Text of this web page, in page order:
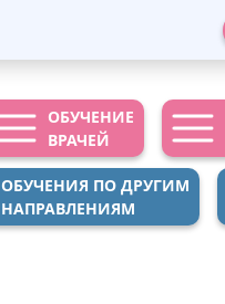
ОБУЧЕНИЕ
ВРАЧЕЙ
ОБУЧЕНИЯ ПО ДРУГИМ
НАПРАВЛЕНИЯМ